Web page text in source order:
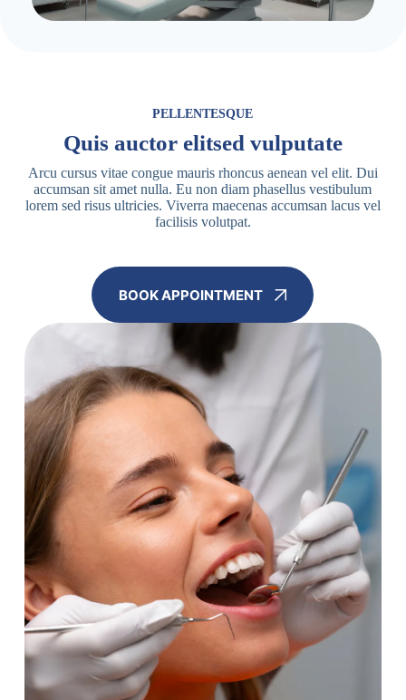
PELLENTESQUE
Quis auctor elitsed vulputate
Arcu cursus vitae congue mauris rhoncus aenean vel elit. Dui
accumsan sit amet nulla. Eu non diam phasellus vestibulum
lorem sed risus ultricies. Viverra maecenas accumsan lacus vel
facilisis volutpat.
BOOK APPOINTMENT